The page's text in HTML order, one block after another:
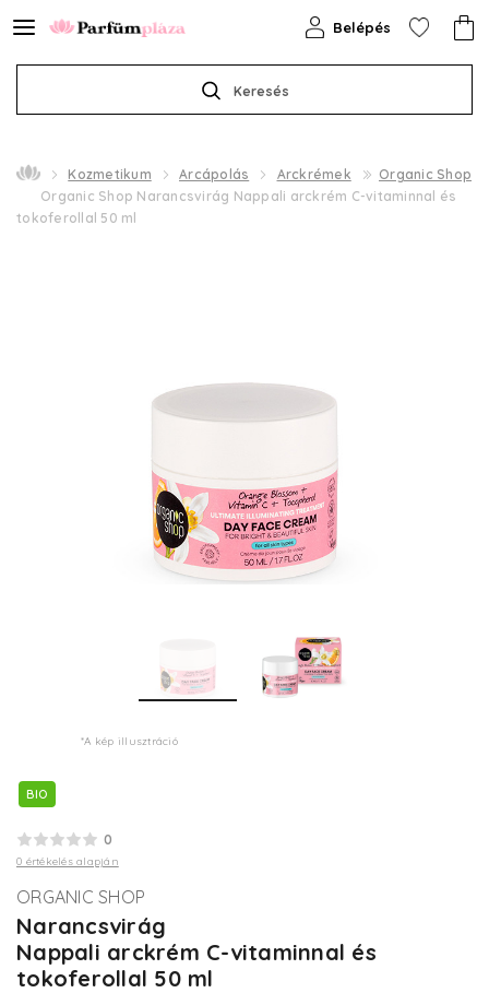
Keresés
Belépés
Kozmetikum Arcápolás Arckrémek
Organic Shop
Organic Shop Narancsvirág Nappali arckrém C-vitaminnal és
tokoferollal 50 ml
*A kép illusztráció
BIO
0
0 értékelés alapján
ORGANIC SHOP
Narancsvirág
Nappali arckrém C-vitaminnal és
tokoferollal 50 ml